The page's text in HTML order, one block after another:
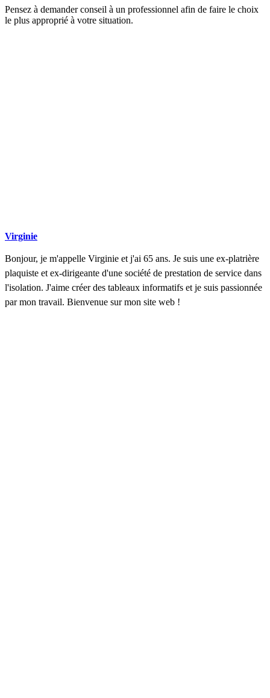
Pensez à demander conseil à un professionnel afin de faire le choix
le plus approprié à votre situation.
Virginie
Bonjour, je m'appelle Virginie et j'ai 65 ans. Je suis une ex-platrière
plaquiste et ex-dirigeante d'une société de prestation de service dans
l'isolation. J'aime créer des tableaux informatifs et je suis passionnée
par mon travail. Bienvenue sur mon site web !